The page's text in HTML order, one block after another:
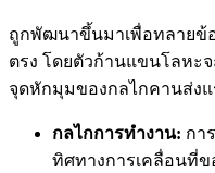
ถูกพัฒนาขึ้นมาเพื่อทลายข้
ตรง โดยตัวก้านแขนโลหะ
จุดหักมุมของกลไกคานส่งแ
กลไกการทำงาน: กา
ทิศทางการเคลื่อนที่